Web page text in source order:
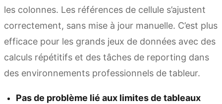
les colonnes. Les références de cellule s’ajustent
correctement, sans mise à jour manuelle. C’est plus
efficace pour les grands jeux de données avec des
calculs répétitifs et des tâches de reporting dans
des environnements professionnels de tableur.
Pas de problème lié aux limites de tableaux